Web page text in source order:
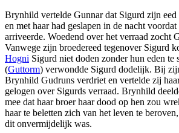
Brynhild vertelde Gunnar dat Sigurd zijn eed
en met haar had geslapen in de nacht
arriveerde. Woedend over het verraad zocht
Vanwege zijn broedereed tegenover Sigurd
Hogni Sigurd niet doden zonder hun eden te
(Guttorm) verwondde Sigurd dodelijk. Bij
Brynhild Gudruns verdriet en vertelde zij
gelogen over Sigurds verraad. Brynhild
mee dat haar broer haar dood op hen zou
haar te beletten zich van het leven te
dit onvermijdelijk was.